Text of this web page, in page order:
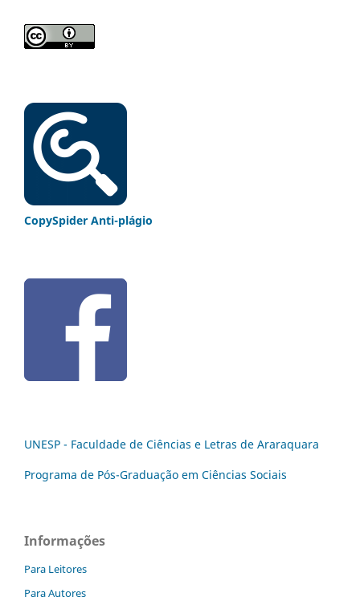
CopySpider Anti-plágio
UNESP - Faculdade de Ciências e Letras de Araraquara
Programa de Pós-Graduação em Ciências Sociais
Informações
Para Leitores
Para Autores